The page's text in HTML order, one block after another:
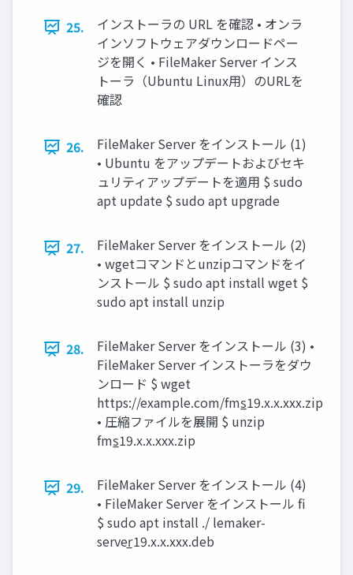
25.
インストーラの URL を確認 • オンラ
インソフトウェアダウンロードペー
ジを開く • FileMaker Server インス
トーラ（Ubuntu Linux用）のURLを
確認
26.
FileMaker Server をインストール (1)
• Ubuntu をアップデートおよびセキ
ュリティアップデートを適用 $ sudo
apt update $ sudo apt upgrade
27.
FileMaker Server をインストール (2)
• wgetコマンドとunzipコマンドをイ
ンストール $ sudo apt install wget $
sudo apt install unzip
28.
FileMaker Server をインストール (3) •
FileMaker Server インストーラをダウ
ンロード $ wget
https://example.com/fms̲19.x.x.xxx.zip
• 圧縮ファイルを展開 $ unzip
fms̲19.x.x.xxx.zip
29.
FileMaker Server をインストール (4)
• FileMaker Server をインストール fi
$ sudo apt install ./ lemaker-
server̲19.x.x.xxx.deb